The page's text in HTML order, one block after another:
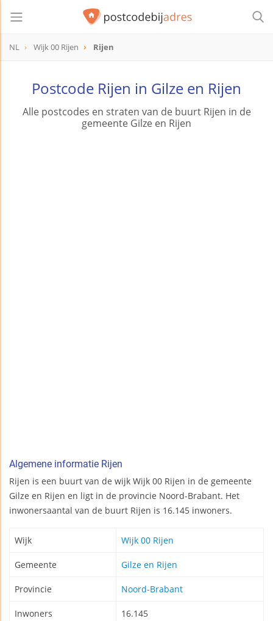
NL Wijk 00 Rijen Rijen
Postcode Rijen in Gilze en Rijen
Alle postcodes en straten van de buurt Rijen in de
gemeente Gilze en Rijen
Algemene informatie Rijen
Rijen is een buurt van de wijk Wijk 00 Rijen in de gemeente
Gilze en Rijen en ligt in de provincie Noord-Brabant. Het
inwonersaantal van de buurt Rijen is 16.145 inwoners.
Wijk Wijk 00 Rijen
Gemeente Gilze en Rijen
Provincie Noord-Brabant
Inwoners 16.145